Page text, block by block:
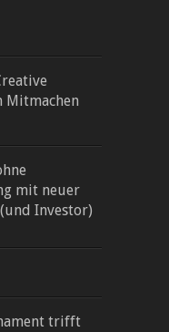
Mitmachen
mit neuer
Investor)
trifft